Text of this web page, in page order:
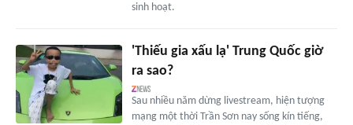
sinh hoạt.
'Thiếu gia xấu lạ' Trung Quốc giờ
ra sao?
Sau nhiều năm dừng livestream, hiện tượng
mạng một thời Trần Sơn nay sống kín tiếng,